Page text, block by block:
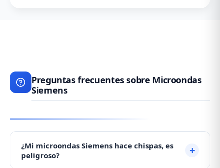
Preguntas frecuentes sobre Microondas
Siemens
¿Mi microondas Siemens hace chispas, es
peligroso?